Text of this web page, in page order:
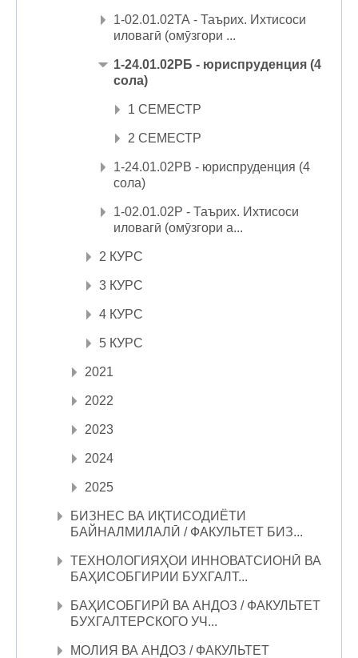
1-02.01.02ТА - Таърих. Ихтисоси
иловагӣ (омӯзгори ...
1-24.01.02РБ - юриспруденция (4
сола)
1 СЕМЕСТР
2 СЕМЕСТР
1-24.01.02РВ - юриспруденция (4
сола)
1-02.01.02Р - Таърих. Ихтисоси
иловагӣ (омӯзгори а...
2 КУРС
3 КУРС
4 КУРС
5 КУРС
2021
2022
2023
2024
2025
БИЗНЕС ВА ИҚТИСОДИЁТИ
БАЙНАЛМИЛАЛӢ / ФАКУЛЬТЕТ БИЗ...
ТЕХНОЛОГИЯҲОИ ИННОВАТСИОНӢ ВА
БАҲИСОБГИРИИ БУХГАЛТ...
БАҲИСОБГИРӢ ВА АНДОЗ / ФАКУЛЬТЕТ
БУХГАЛТЕРСКОГО УЧ...
МОЛИЯ ВА АНДОЗ / ФАКУЛЬТЕТ